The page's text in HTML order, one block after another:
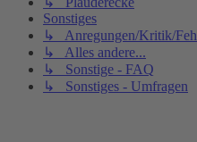
Sonstiges
↳ Anregungen/Kritik/
↳ Alles andere...
↳ Sonstige - FAQ
↳ Sonstiges - Umfragen